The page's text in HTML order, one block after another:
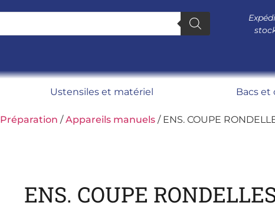
Ustensiles et matériel Bacs
Préparation /Appareils manuels / ENS. COUPE
ENS. COUPE